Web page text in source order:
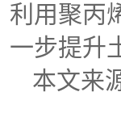
利用聚丙
一步提升
本文来